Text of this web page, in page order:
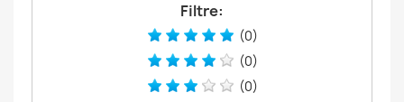
Filtre:
(0)
(0)
(0)